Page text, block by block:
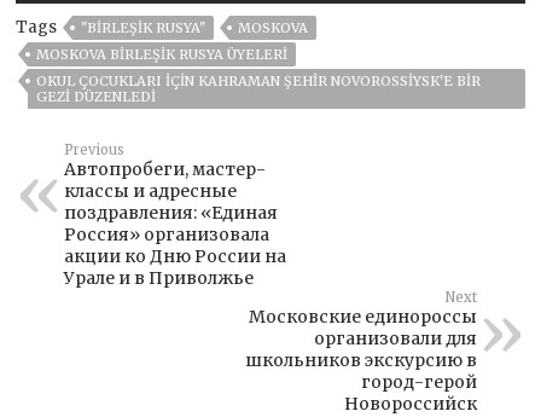
Tags "BIRLEŞIK RUSYA"
MOSKOVA
MOSKOVA BIRLEŞIK RUSYA ÜYELERI
OKUL ÇOCUKLARI IÇIN KAHRAMAN ŞEHIR NOVOROSSIYSK'E BIR
GEZI DÜZENLEDI
Previous
Автопробеги, мастер-
классы и адресные
поздравления: «Единая
Россия» организовала
акции ко Дню России на
Урале и в Приволжье
Next
Московские единороссы
организовали для
школьников экскурсию в
город-герой
Новороссийск